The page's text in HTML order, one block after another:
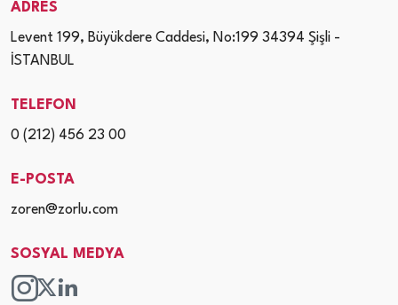
ADRES
Levent 199, Büyükdere Caddesi, No:199 34394 Şişli -
İSTANBUL
TELEFON
0 (212) 456 23 00
E-POSTA
zoren@zorlu.com
SOSYAL MEDYA